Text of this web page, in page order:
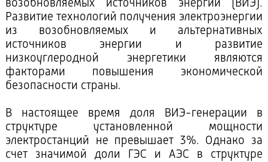
возобновляемых источников энергии (ВИЭ).
Развитие технологий получения электроэнергии
из возобновляемых и альтернативных
источников энергии и развитие
низкоуглеродной энергетики являются
факторами повышения экономической
безопасности страны.
В настоящее время доля ВИЭ-генерации в
структуре установленной мощности
электростанций не превышает 3%. Однако за
счет значимой доли ГЭС и АЭС в структуре